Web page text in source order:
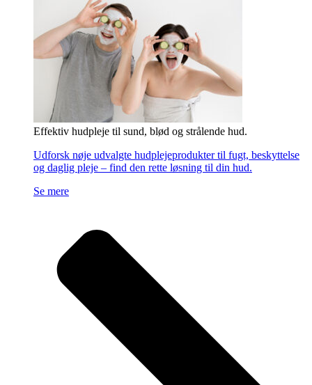
Effektiv hudpleje til sund, blød og strålende hud.
Udforsk nøje udvalgte hudplejeprodukter til fugt, beskyttelse
og daglig pleje – find den rette løsning til din hud.
Se mere